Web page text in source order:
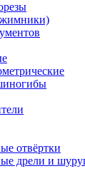
отвёртки
дрели и